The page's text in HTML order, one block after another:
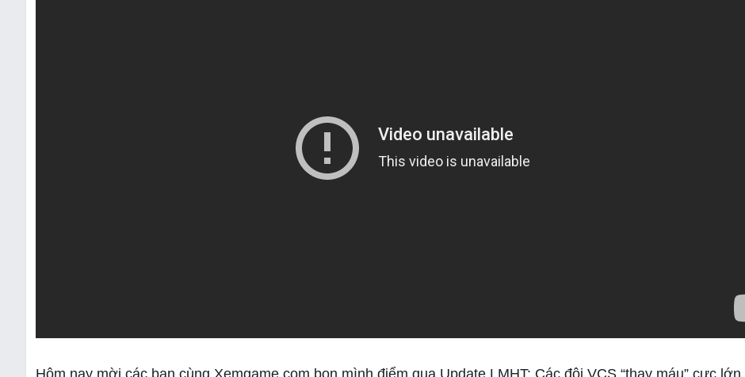
Hôm nay mời các bạn cùng Xemgame.com bọn mình điểm qua Update LMHT: Các đội VCS “thay máu” cực lớn,